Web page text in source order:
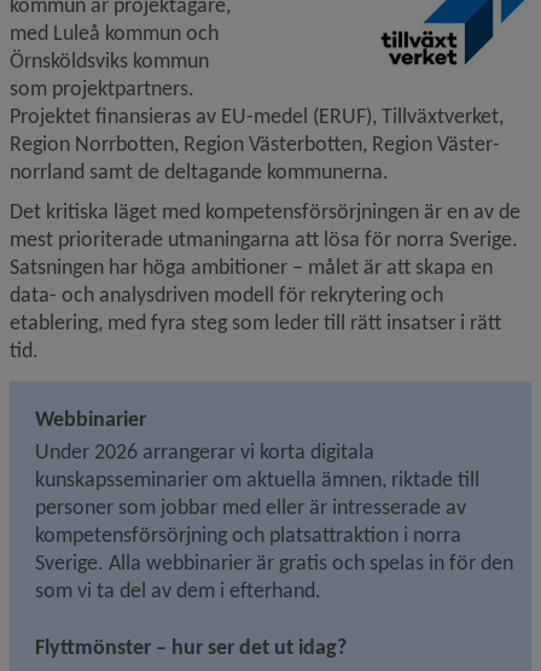
med Luleå kommun och
Örnskölds­viks kommun
som projekt­partners.
Projektet finansieras av EU-medel (ERUF), Tillväxt­­verket,
Region Norrbotten, Region Västerbotten, Region Väster­
norrland samt de deltagande kommunerna.
Det kritiska läget med kompetens­försörjningen är en av de
mest prioriterade utmaningarna att lösa för norra Sverige.
Satsningen har höga ambitioner – målet är att skapa en
data- och analys­driven modell för rekrytering och
etablering, med fyra steg som leder till rätt insatser i rätt
tid.
Webbinarier
Under 2026 arrangerar vi korta digitala
kunskapsseminarier om aktuella ämnen, riktade till
personer som jobbar med eller är intresserade av
kompetensförsörjning och platsattraktion i norra
Sverige. Alla webbinarier är gratis och spelas in för den
som vi ta del av dem i efterhand.
Flyttmönster – hur ser det ut idag?